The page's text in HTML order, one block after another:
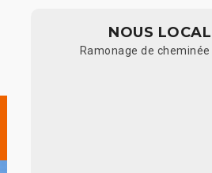
NOUS
Ramonage de